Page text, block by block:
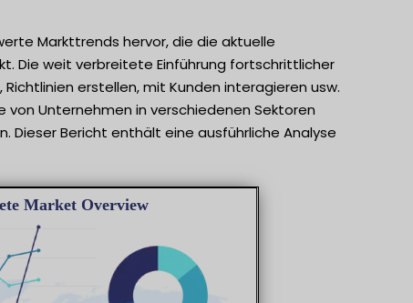
Markttrends hervor, die die aktuelle
Die weit verbreitete Einführung fortschrittlicher
erstellen, mit Kunden interagieren usw.
Unternehmen in verschiedenen Sektoren
Dieser Bericht enthält eine ausführliche Analyse